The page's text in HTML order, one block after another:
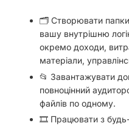
🗂 Створювати папки
вашу внутрішню
окремо доходи,
матеріали,
📂 Завантажувати
повноцінний
файлів по одному.
🎞 Працювати з